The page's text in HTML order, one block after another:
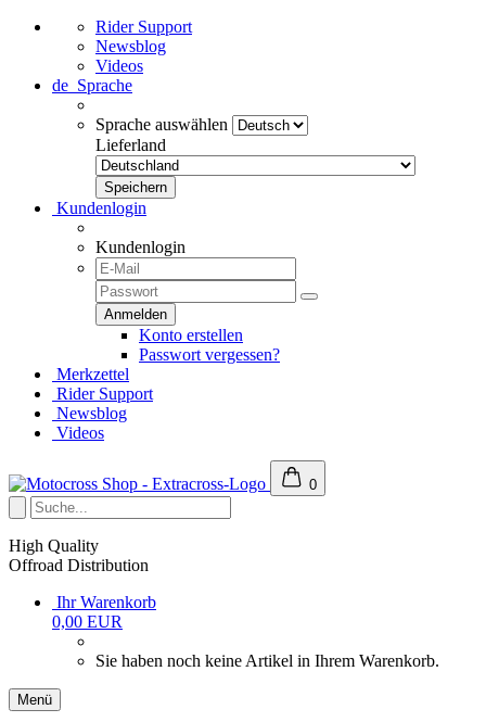
Rider Support
Newsblog
Videos
de Sprache
Sprache auswählen
Lieferland
Kundenlogin
Kundenlogin
Konto erstellen
Passwort vergessen?
Merkzettel
Rider Support
Newsblog
Videos
0
High Quality
Offroad Distribution
Ihr Warenkorb
0,00 EUR
Sie haben noch keine Artikel in Ihrem Warenkorb.
Menü